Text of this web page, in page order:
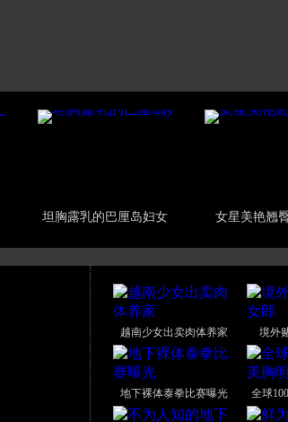
坦胸露乳的巴厘岛妇女 女星美艳翘
越南少女出卖肉体养家 境外
地下裸体泰拳比赛曝光 全球